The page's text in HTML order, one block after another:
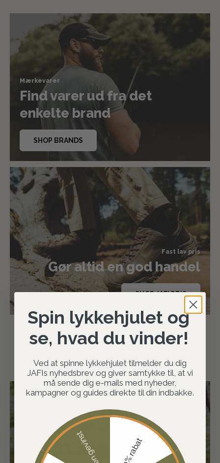
Mærkevarer
Find varer ud fra det
enkelte brand
SHOP BRANDS
Fast lav pris
Gør altid en god handel
SHOP JAFI PRIS
JAFI er en del af
Jaguargruppen
Spin lykkehjulet og
se, hvad du vinder!
Ved at spinne lykkehjulet tilmelder du dig
JAFIs nyhedsbrev og giver samtykke til, at vi
må sende dig e-mails med nyheder,
kampagner og guides direkte til din indbakke.
10% rabat
Ingen gevinst